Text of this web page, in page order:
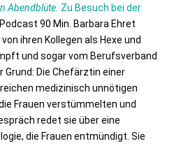
Abendblüte. Zu Besuch bei der
. Podcast 90 Min. Barbara Ehret
ihren Kollegen als Hexe und
und sogar vom Berufsverband
Grund: Die Chefärztin einer
medizinisch unnötigen
Frauen verstümmelten und
redet sie über eine
die Frauen entmündigt. Sie